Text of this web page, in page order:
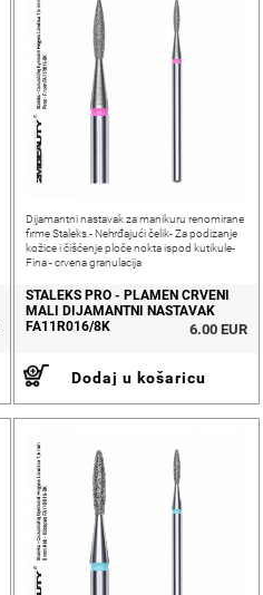
Dijamantni nastavak za manikuru renomirane
firme Staleks.- Nehrđajući čelik- Za podizanje
kožice i čišćenje ploče nokta ispod kutikule-
Fina - crvena granulacija
STALEKS PRO - PLAMEN CRVENI
MALI DIJAMANTNI NASTAVAK
FA11R016/8K
6.00 EUR
Dodaj u košaricu